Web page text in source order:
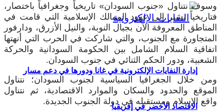
إدارة النفايات الإلكترونية في غانا ودورها في دعم مسار
الاقتصاد الأخضر في إفريقيا
وسوف نتناول «جنوب السودان» تاريخياً وجغرافياً باختصار،
فتاريخياً نشير إلى عهود الممالك الإسلامية التي قامت في
المناطق المعروفة الآن بجبال النوبة، والنيل الأزرق، ودارفور
المتجاورة مع الجنوب، والتي شاركت في الحرب التي أنهتها
اتفاقية السلام الشامل بين الحكومة السودانية والحركة
الشعبية، ودور الحكم الثنائي في جنوب السودان.
ومن خلال الجغرافيا السياسية لجنوب السودان؛ نتناول
الموقع والحدود والسكان والموارد الاقتصادية، ثم نتناول
واقع الإسلام ومستقبله في دولة الجنوب الجديدة.